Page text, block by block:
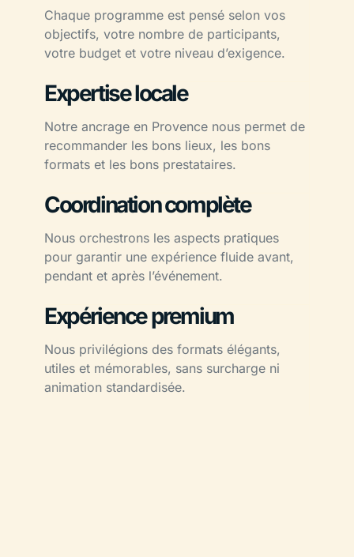
Chaque programme est pensé selon vos
objectifs, votre nombre de participants,
votre budget et votre niveau d’exigence.
Expertise locale
Notre ancrage en Provence nous permet de
recommander les bons lieux, les bons
formats et les bons prestataires.
Coordination complète
Nous orchestrons les aspects pratiques
pour garantir une expérience fluide avant,
pendant et après l’événement.
Expérience premium
Nous privilégions des formats élégants,
utiles et mémorables, sans surcharge ni
animation standardisée.